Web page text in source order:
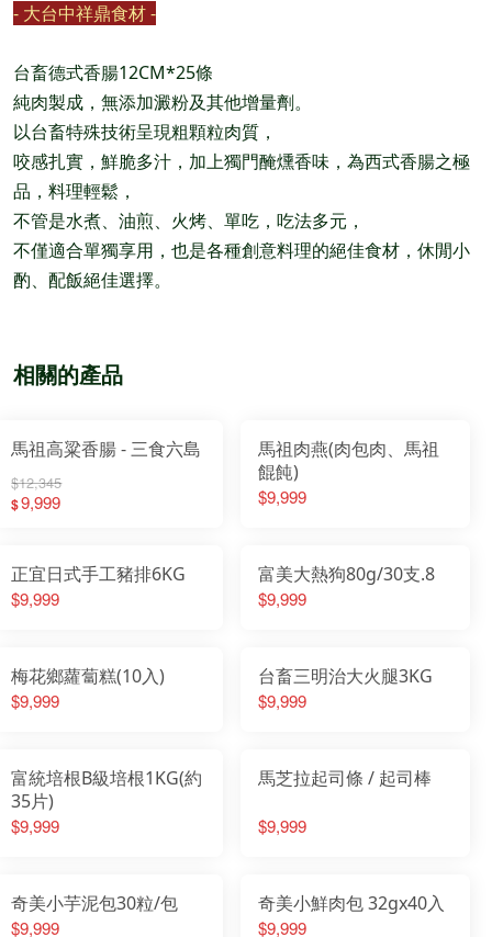
- 大台中祥鼎食材 -
台畜德式香腸12CM*25條
純肉製成，無添加澱粉及其他增量劑。
以台畜特殊技術呈現粗顆粒肉質，
咬感扎實，鮮脆多汁，加上獨門醃燻香味，為西式香腸之極
品，料理輕鬆，
不管是水煮、油煎、火烤、單吃，吃法多元，
不僅適合單獨享用，也是各種創意料理的絕佳食材，休閒小
酌、配飯絕佳選擇。
相關的產品
馬祖高粱香腸 - 三食六島
$12,345
$9,999
馬祖肉燕(肉包肉、馬祖
餛飩)
$9,999
正宜日式手工豬排6KG
$9,999
富美大熱狗80g/30支.8
$9,999
梅花鄉蘿蔔糕(10入)
$9,999
台畜三明治大火腿3KG
$9,999
富統培根B級培根1KG(約
35片)
$9,999
馬芝拉起司條 / 起司棒
$9,999
奇美小芋泥包30粒/包
$9,999
奇美小鮮肉包 32gx40入
$9,999